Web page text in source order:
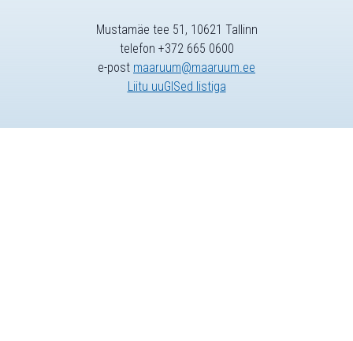
Mustamäe tee 51, 10621 Tallinn
telefon +372 665 0600
e-post maaruum@maaruum.ee
Liitu uuGISed listiga